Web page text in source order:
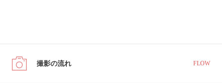
撮影の流れ FLOW